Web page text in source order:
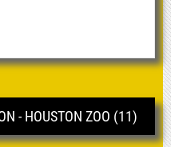
- HOUSTON ZOO (11)